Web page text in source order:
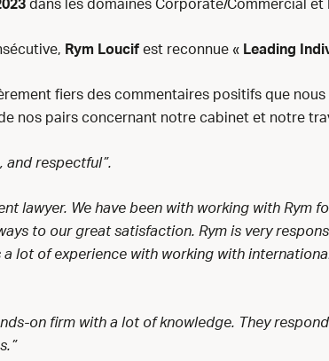
dans les domaines Corporate/Commercial et
Rym Loucif est reconnue « Leading
fiers des commentaires positifs que nous
nos pairs concernant notre cabinet et notre
and respectful”.
lawyer. We have been with working with Rym
to our great satisfaction. Rym is very
a lot of experience with working with
on firm with a lot of knowledge. They